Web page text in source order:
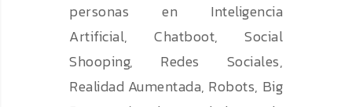
personas en Inteligencia
Artificial, Chatboot, Social
Shooping, Redes Sociales,
Realidad Aumentada, Robots, Big